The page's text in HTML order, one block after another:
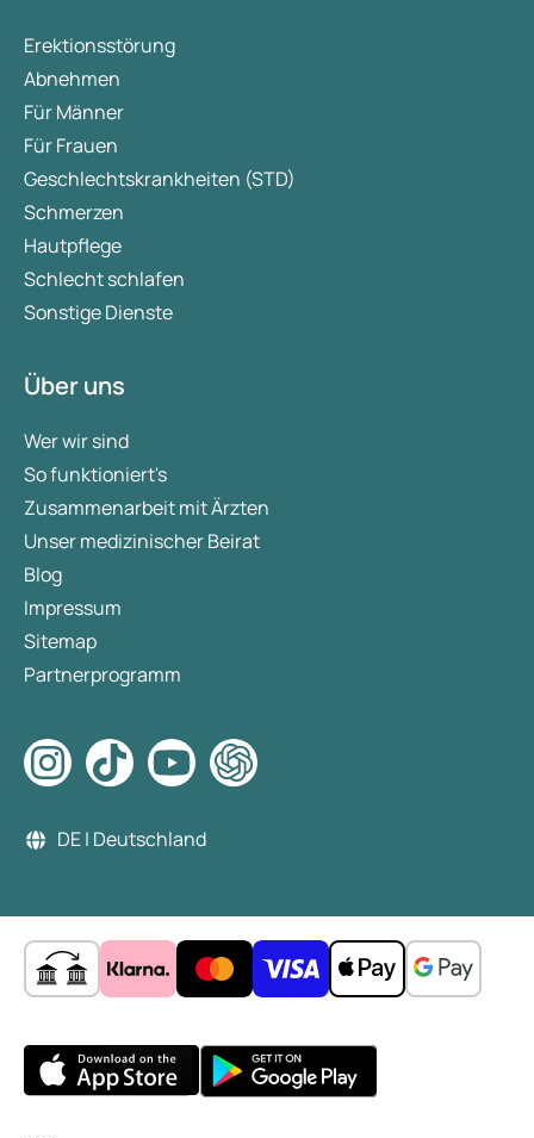
Erektionsstörung
Abnehmen
Für Männer
Für Frauen
Geschlechtskrankheiten (STD)
Schmerzen
Hautpflege
Schlecht schlafen
Sonstige Dienste
Über uns
Wer wir sind
So funktioniert's
Zusammenarbeit mit Ärzten
Unser medizinischer Beirat
Blog
Impressum
Sitemap
Partnerprogramm
DE | Deutschland